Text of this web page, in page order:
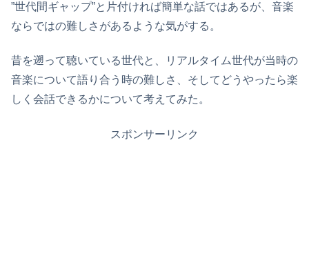
”世代間ギャップ”と片付ければ簡単な話ではあるが、音楽
ならではの難しさがあるような気がする。
昔を遡って聴いている世代と、リアルタイム世代が当時の
音楽について語り合う時の難しさ、そしてどうやったら楽
しく会話できるかについて考えてみた。
スポンサーリンク